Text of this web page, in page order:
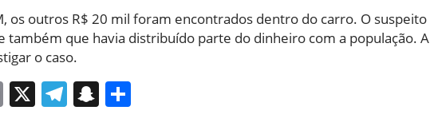
os outros R$ 20 mil foram encontrados dentro do carro. O suspeito
também que havia distribuído parte do dinheiro com a população. A
o caso.
Email
X Telegram
Snapchat